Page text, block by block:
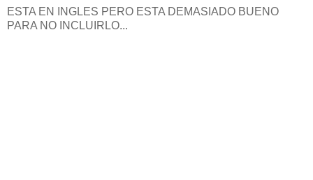
ESTA EN INGLES PERO ESTA DEMASIADO BUENO
PARA NO INCLUIRLO...